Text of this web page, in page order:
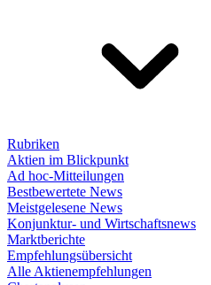
Rubriken
Aktien im Blickpunkt
Ad hoc-Mitteilungen
Bestbewertete News
Meistgelesene News
Konjunktur- und Wirtschaftsnews
Marktberichte
Empfehlungsübersicht
Alle Aktienempfehlungen